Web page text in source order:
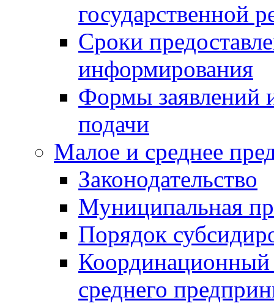
государственной
Сроки
информирования
Формы заявлений
подачи
Малое и среднее
Законодательство
Муниципальная
Порядок
Координационный
среднего